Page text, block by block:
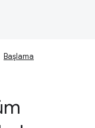
Başlama